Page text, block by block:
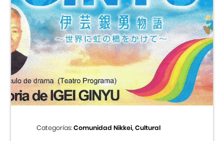
Categorías:Comunidad Nikkei, Cultural